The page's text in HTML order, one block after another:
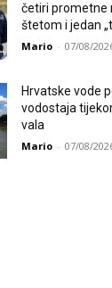
četiri prometne
štetom i jedan
Mario - 07/08/
Hrvatske vode
vodostaja
vala
Mario - 07/08/